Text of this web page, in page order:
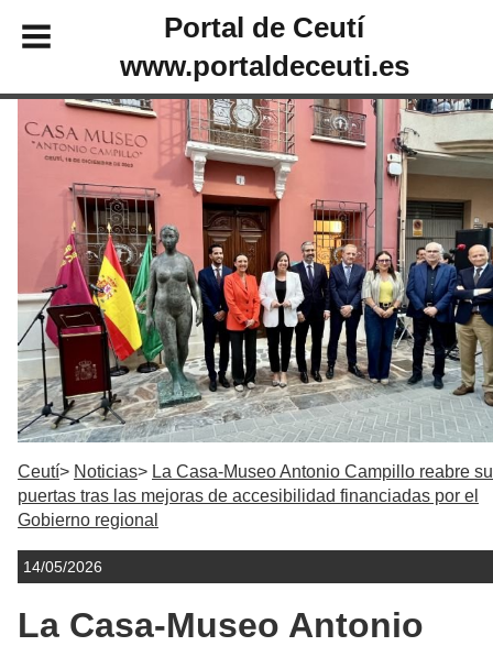
Portal de Ceutí
www.portaldeceuti.es
Ceutí Noticias
La Casa-Museo Antonio Campillo reabre
puertas tras las mejoras de accesibilidad financiadas por el
Gobierno regional
14/05/2026
La Casa-Museo Antonio